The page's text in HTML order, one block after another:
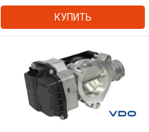
КУПИТЬ